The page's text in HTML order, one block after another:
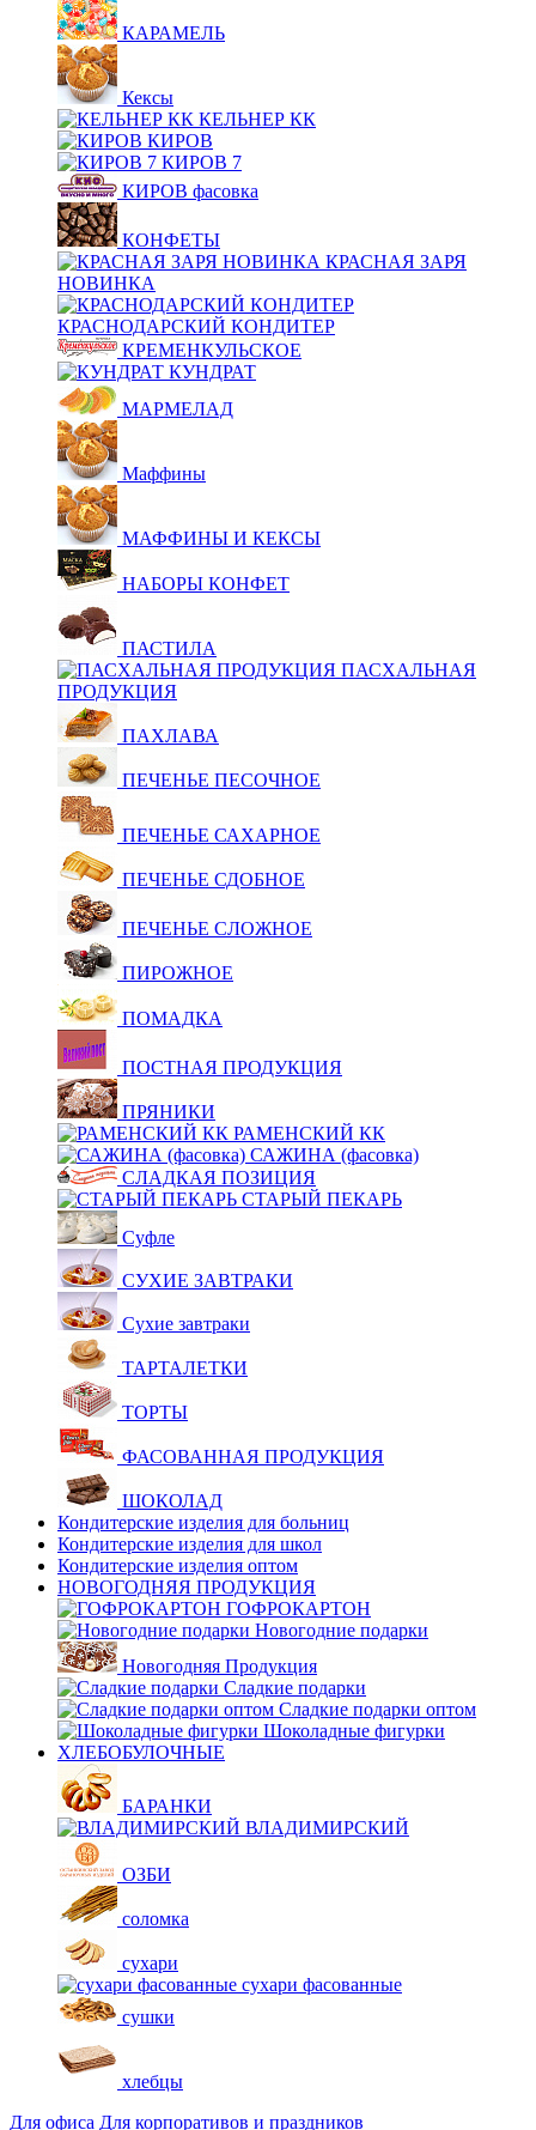
КАРАМЕЛЬ
Кексы
КЕЛЬНЕР КК
КИРОВ
КИРОВ 7
КИРОВ фасовка
КОНФЕТЫ
КРАСНАЯ ЗАРЯ
НОВИНКА
КРАСНОДАРСКИЙ КОНДИТЕР
КРЕМЕНКУЛЬСКОЕ
КУНДРАТ
МАРМЕЛАД
Маффины
МАФФИНЫ И КЕКСЫ
НАБОРЫ КОНФЕТ
ПАСТИЛА
ПАСХАЛЬНАЯ
ПРОДУКЦИЯ
ПАХЛАВА
ПЕЧЕНЬЕ ПЕСОЧНОЕ
ПЕЧЕНЬЕ САХАРНОЕ
ПЕЧЕНЬЕ СДОБНОЕ
ПЕЧЕНЬЕ СЛОЖНОЕ
ПИРОЖНОЕ
ПОМАДКА
ПОСТНАЯ ПРОДУКЦИЯ
ПРЯНИКИ
РАМЕНСКИЙ КК
САЖИНА (фасовка)
СЛАДКАЯ ПОЗИЦИЯ
СТАРЫЙ ПЕКАРЬ
Суфле
СУХИЕ ЗАВТРАКИ
Сухие завтраки
ТАРТАЛЕТКИ
ТОРТЫ
ФАСОВАННАЯ ПРОДУКЦИЯ
ШОКОЛАД
Кондитерские изделия для больниц
Кондитерские изделия для школ
Кондитерские изделия оптом
НОВОГОДНЯЯ ПРОДУКЦИЯ
ГОФРОКАРТОН
Новогодние подарки
Новогодняя Продукция
Сладкие подарки
Сладкие подарки оптом
Шоколадные фигурки
ХЛЕБОБУЛОЧНЫЕ
БАРАНКИ
ВЛАДИМИРСКИЙ
ОЗБИ
соломка
сухари
сухари фасованные
сушки
хлебцы
Для офиса Для корпоративов и праздников